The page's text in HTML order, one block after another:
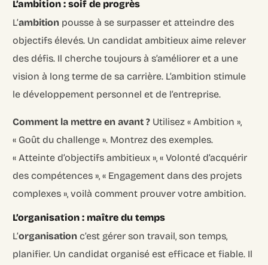
L’ambition : soif de progrès
L’ambition pousse à se surpasser et atteindre des
objectifs élevés. Un candidat ambitieux aime relever
des défis. Il cherche toujours à s’améliorer et a une
vision à long terme de sa carrière. L’ambition stimule
le développement personnel et de l’entreprise.
Comment la mettre en avant ? Utilisez « Ambition »,
« Goût du challenge ». Montrez des exemples.
« Atteinte d’objectifs ambitieux », « Volonté d’acquérir
des compétences », « Engagement dans des projets
complexes », voilà comment prouver votre ambition.
L’organisation : maître du temps
L’organisation c’est gérer son travail, son temps,
planifier. Un candidat organisé est efficace et fiable. Il